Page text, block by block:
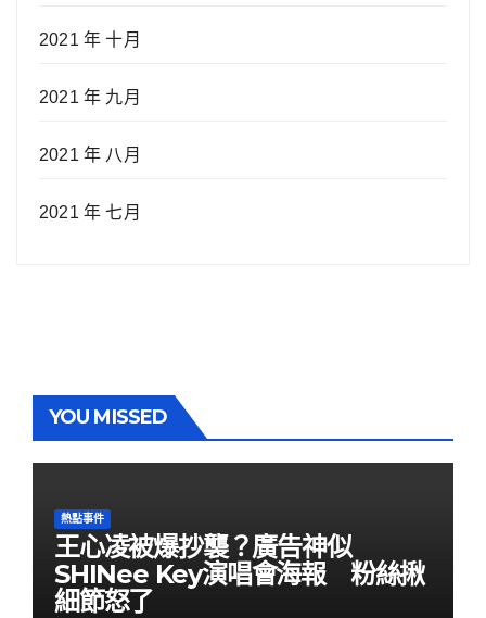
2021 年 十月
2021 年 九月
2021 年 八月
2021 年 七月
YOU MISSED
熱點事件
王心凌被爆抄襲？廣告神似
SHINee Key演唱會海報 粉絲揪
細節怒了